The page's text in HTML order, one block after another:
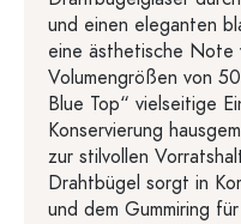
und einen eleganten
eine ästhetische Note
Volumengrößen von
Blue Top“ vielseitige
Konservierung
zur stilvollen
Drahtbügel sorgt in
und dem Gummiring